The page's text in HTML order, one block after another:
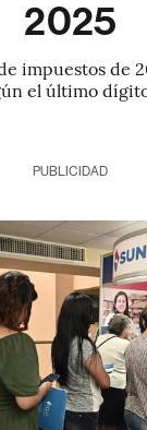
2025
impuestos de
el último
PUBLICIDAD